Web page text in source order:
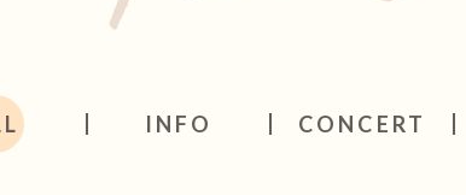
INFO CONCERT